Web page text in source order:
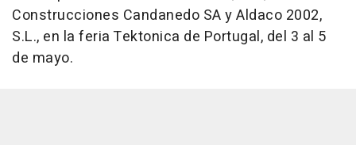
Construcciones Candanedo SA y Aldaco 2002,
S.L., en la feria Tektonica de Portugal, del 3 al 5
de mayo.